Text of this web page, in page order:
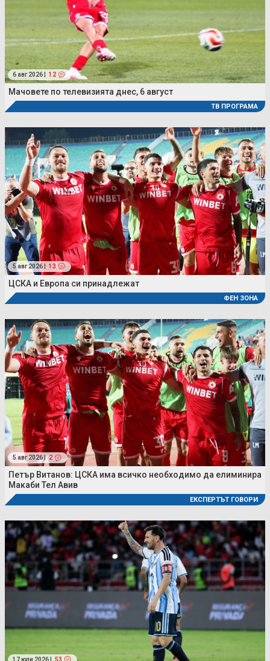
6 авг 2026 | 12
Мачовете по телевизията днес, 6 август
ТВ ПРОГРАМА
5 авг 2026 | 13
ЦСКА и Европа си принадлежат
ФЕН ЗОНА
5 авг 2026 | 2
Петър Витанов: ЦСКА има всичко необходимо да елиминира
Макаби Тел Авив
ЕКСПЕРТЪТ ГОВОРИ
17 юли 2026 | 53